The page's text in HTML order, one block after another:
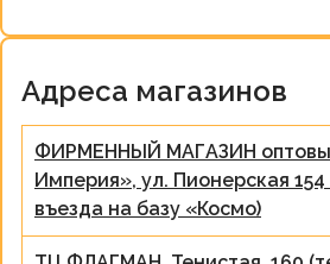
Адреса магазинов
ФИРМЕННЫЙ МАГАЗИН
Империя», ул. Пионерская
въезда на базу «Космо)